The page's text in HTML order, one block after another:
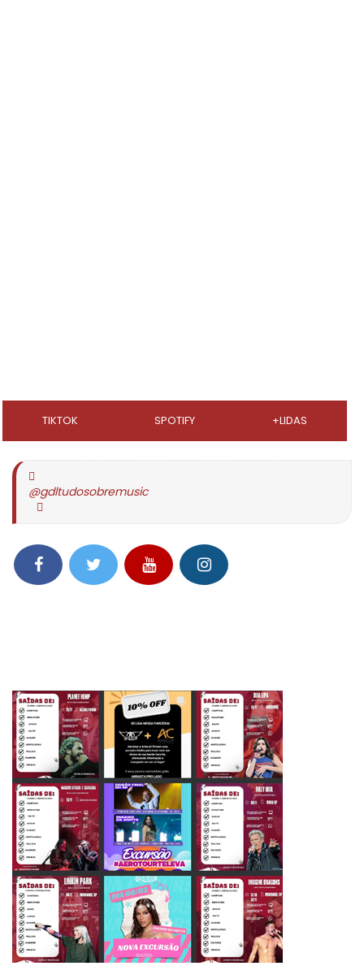
TIKTOK SPOTIFY +LIDAS
@gdltudosobremusic